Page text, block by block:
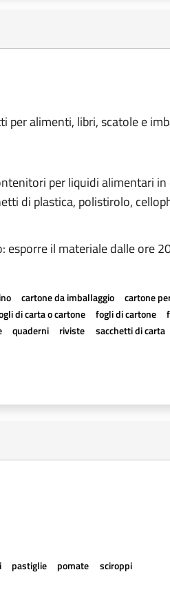
per alimenti, libri, scatole e
per liquidi alimentari
di plastica, polistirolo,
il materiale dalle ore
cartone da imballaggio cartone
di carta o cartone fogli di cartone
quaderni riviste sacchetti di carta
pastiglie pomate sciroppi